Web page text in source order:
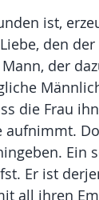
ist,
den
der
die Frau
Ein
Er ist
all ihren